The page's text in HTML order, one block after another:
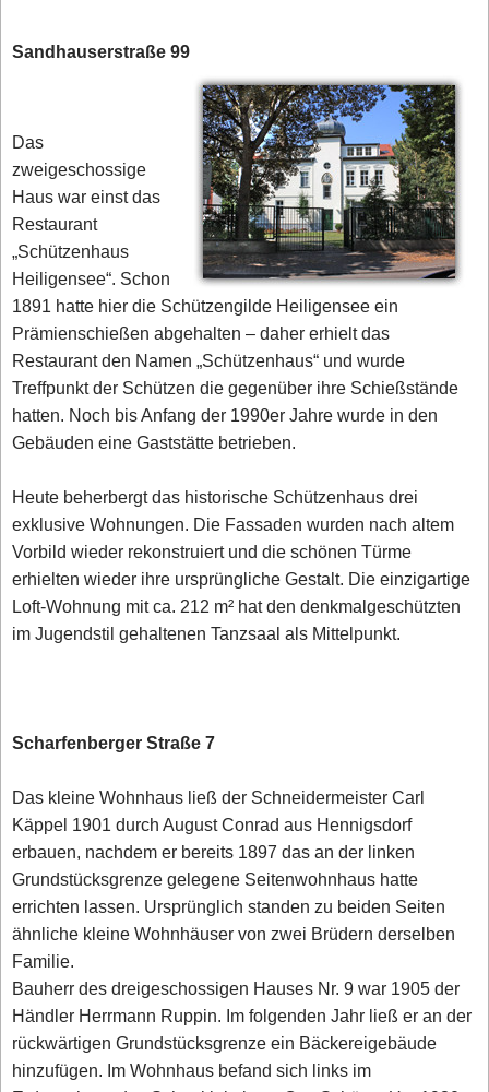
Sandhauserstraße 99
Das
zweigeschossige
Haus war einst das
Restaurant
„Schützenhaus
Heiligensee“. Schon
1891 hatte hier die Schützengilde Heiligensee ein
Prämienschießen abgehalten – daher erhielt das
Restaurant den Namen „Schützenhaus“ und wurde
Treffpunkt der Schützen die gegenüber ihre Schießstände
hatten. Noch bis Anfang der 1990er Jahre wurde in den
Gebäuden eine Gaststätte betrieben.
Heute beherbergt das historische Schützenhaus drei
exklusive Wohnungen. Die Fassaden wurden nach altem
Vorbild wieder rekonstruiert und die schönen Türme
erhielten wieder ihre ursprüngliche Gestalt. Die einzigartige
Loft-Wohnung mit ca. 212 m² hat den denkmalgeschützten
im Jugendstil gehaltenen Tanzsaal als Mittelpunkt.
Scharfenberger Straße 7
Das kleine Wohnhaus ließ der Schneidermeister Carl
Käppel 1901 durch August Conrad aus Hennigsdorf
erbauen, nachdem er bereits 1897 das an der linken
Grundstücksgrenze gelegene Seitenwohnhaus hatte
errichten lassen. Ursprünglich standen zu beiden Seiten
ähnliche kleine Wohnhäuser von zwei Brüdern derselben
Familie.
Bauherr des dreigeschossigen Hauses Nr. 9 war 1905 der
Händler Herrmann Ruppin. Im folgenden Jahr ließ er an der
rückwärtigen Grundstücksgrenze ein Bäckereigebäude
hinzufügen. Im Wohnhaus befand sich links im